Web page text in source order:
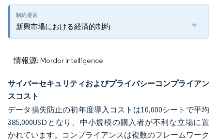
新興市場における経済的制約
情報源: Mordor Intelligence
サイバーセキュリティおよびプライバシーコンプライアン
スコスト
データ損失防止の初年度導入コストは10,000シートで平均
385,000USDとなり、中小規模の購入者が不利な立場に置
かれています。コンプライアンスは複数のフレームワーク